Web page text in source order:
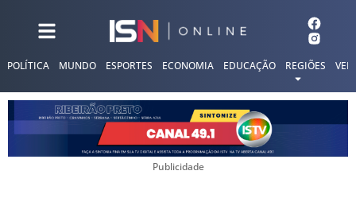
POLÍTICA MUNDO ESPORTES ECONOMIA EDUCAÇÃO REGIÕES
Publicidade